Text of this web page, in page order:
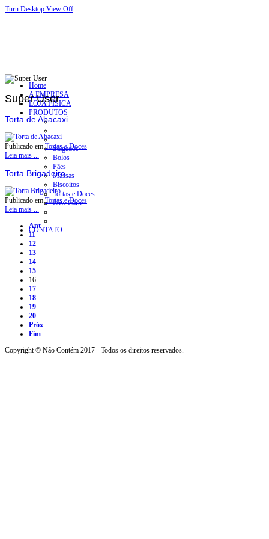
Turn Desktop View Off
Home
A EMPRESA
LOJA FÍSICA
PRODUTOS
Salgados
Bolos
Pães
Massas
Biscoitos
Tortas e Doces
Low Carb
CONTATO
Super User
Torta de Abacaxi
Publicado em Tortas e Doces
Leia mais ...
Torta Brigadeiro
Publicado em Tortas e Doces
Leia mais ...
Ant
11
12
13
14
15
16
17
18
19
20
Próx
Fim
Copyright © Não Contém 2017 - Todos os direitos reservados.